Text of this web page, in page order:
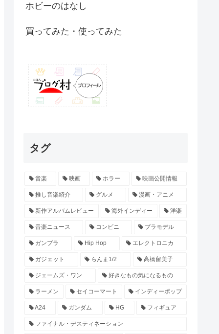
ホビーのはなし
買ってみた・使ってみた
タグ
音楽 映画 ホラー 映画公開情報
推し音楽紹介 グルメ 漫画・アニメ
新作アルバムレビュー 海外インディー 洋楽
音楽ニュース コンビニ プラモデル
ガンプラ Hip Hop エレクトロニカ
ガジェット らんま1/2 高橋留美子
ジェームズ・ワン 好きなもの気になるもの
ラーメン セイコーマート インディーポップ
A24 ガンダム HG フィギュア
ファイナル・デスティネーション